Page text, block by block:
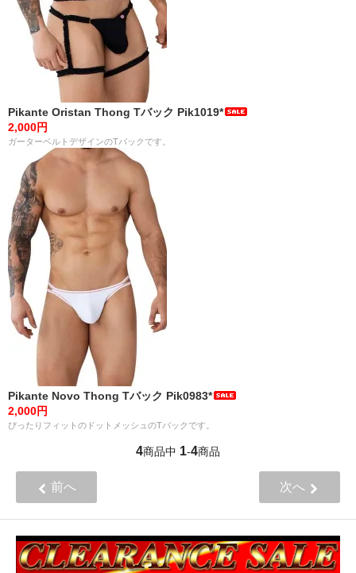
Pikante Oristan Thong Tバック Pik1019*
2,000円
ガーターベルトデザインのTバックです。
Pikante Novo Thong Tバック Pik0983*
2,000円
ぴったりフィットのドットメッシュのTバックです。
4商品中 1-4商品
前へ 次へ